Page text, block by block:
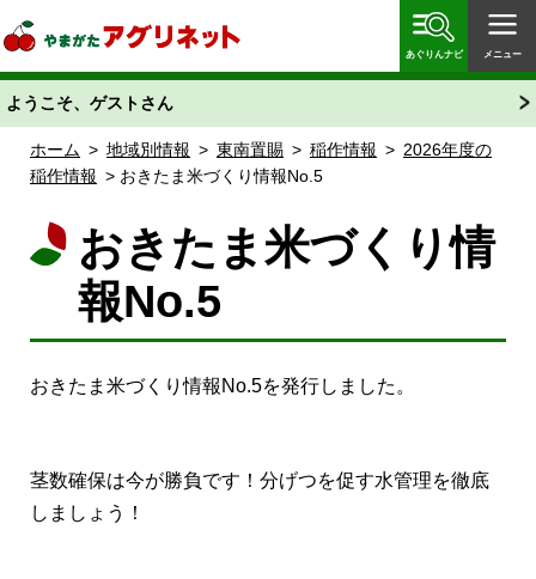
「あぐりん」
あぐりんナビ メニュー
ようこそ、ゲストさん
ホーム > 地域別情報 > 東南置賜 > 稲作情報 > 2026年度の
稲作情報 > おきたま米づくり情報No.5
おきたま米づくり情
報No.5
おきたま米づくり情報No.5を発行しました。
茎数確保は今が勝負です！分げつを促す水管理を徹底
しましょう！